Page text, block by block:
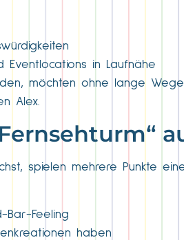
Eventlocations in Laufnähe
möchten ohne lange Wege
Alex.
spielen mehrere Punkte
Bar-Feeling
haben